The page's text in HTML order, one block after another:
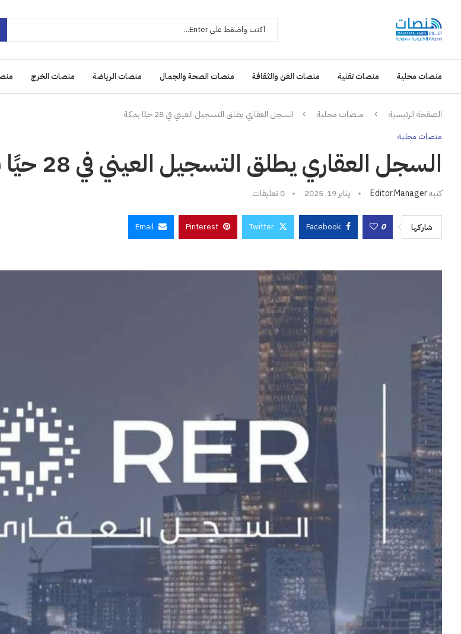
منصات محلية منصات تقنية منصات الفن والثقافة منصات الصحة والجمال منصات الرياضة منصات الخرج
الصفحة الرئيسية منصات محلية السجل العقاري يطلق التسجيل العيني في 28 حيًا بمكة
منصات محلية
السجل العقاري يطلق التسجيل العيني في 28 حيًا بمكة
كتبهEditor.manager يناير 19, 2025 0 تعليقات
شاركها 0
Facebook
Twitter
Pinterest
Email